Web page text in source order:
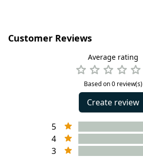
Customer Reviews
Average rating
Based on 0 review(s)
Create review
5
4
3